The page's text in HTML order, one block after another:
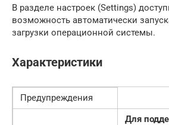
В разделе настроек (Settings)
возможность автоматически
загрузки операционной системы.
Характеристики
Предупреждения
Для